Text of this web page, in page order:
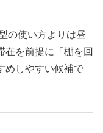
の使い方よりは昼
在を前提に「棚を回
めしやすい候補で